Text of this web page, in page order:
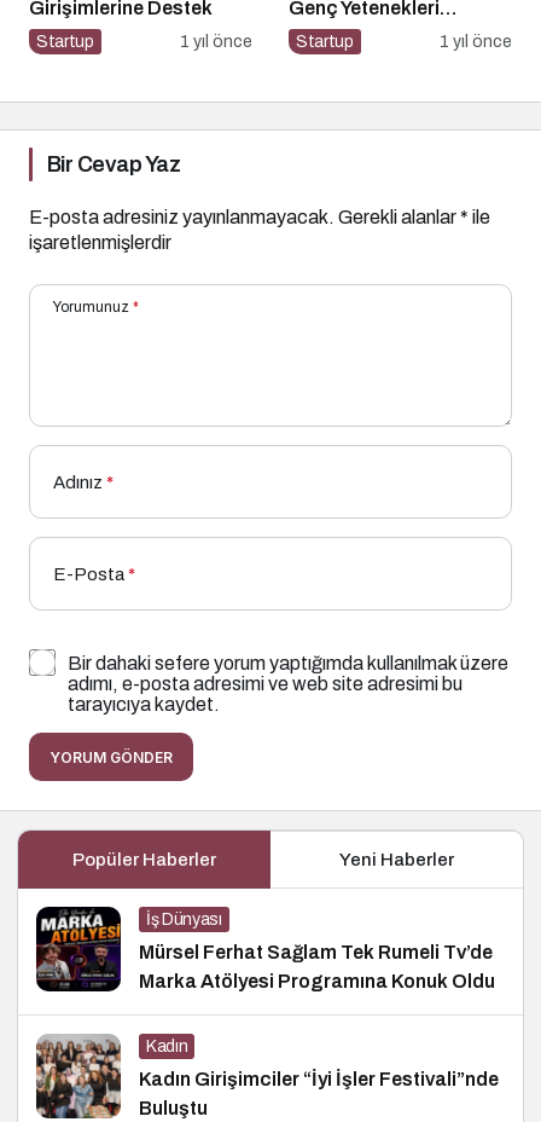
Girişimlerine Destek
Startup 1 yıl önce
Genç Yetenekleri
Geleceğin İş Dünyasıyla
Startup 1 yıl önce
Bir Cevap Yaz
E-posta adresiniz yayınlanmayacak. Gerekli alanlar* ile
işaretlenmişlerdir
Yorumunuz *
Adınız *
E-Posta*
Bir dahaki sefere yorum yaptığımda kullanılmak üzere
adımı, e-posta adresimi ve web site adresimi bu
tarayıcıya kaydet.
YORUM GÖNDER
Popüler Haberler Yeni Haberler
İş Dünyası
Mürsel Ferhat Sağlam Tek Rumeli Tv’de
Marka Atölyesi Programına Konuk Oldu
Kadın
Kadın Girişimciler “İyi İşler Festivali”nde
Buluştu